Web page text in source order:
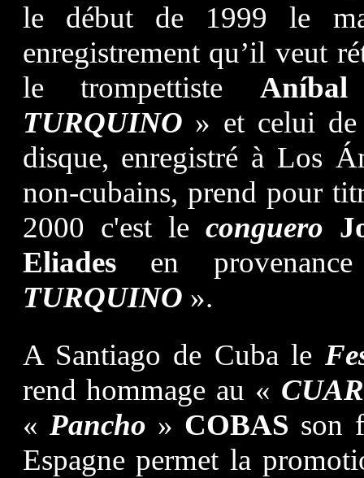
le début de 1999 le
enregistrement qu’il veut
le trompettiste
TURQUINO » et celui
disque, enregistré à Los
non-cubains, prend pour
2000 c'est le conguero
Eliadesen
TURQUINO ».
A Santiago de Cuba le
rend hommage au «
« Pancho » COBAS son
Espagne permet la